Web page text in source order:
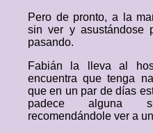
Pero de pronto, a la
sin ver y asustándose
pasando.
Fabián la lleva al
encuentra que tenga
que en un par de días
padece alguna
recomendándole ver a